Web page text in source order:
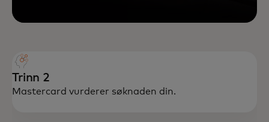
Trinn 2
Mastercard vurderer søknaden din.